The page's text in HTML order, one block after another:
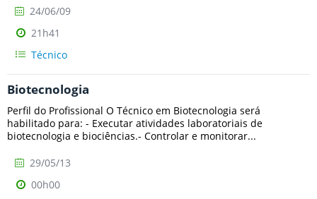
24/06/09
21h41
Técnico
Biotecnologia
Perfil do Profissional O Técnico em Biotecnologia será
habilitado para: - Executar atividades laboratoriais de
biotecnologia e biociências.- Controlar e monitorar...
29/05/13
00h00